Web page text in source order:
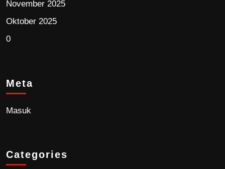
November 2025
Oktober 2025
0
Meta
Masuk
Categories